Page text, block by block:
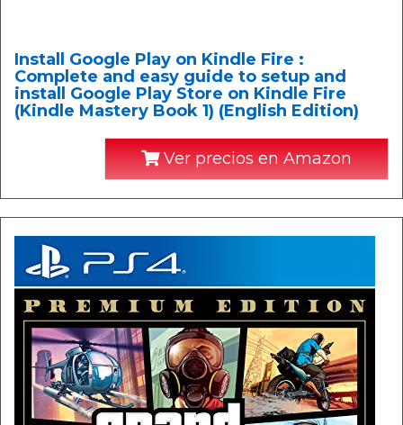
Install Google Play on Kindle Fire :
Complete and easy guide to setup and
install Google Play Store on Kindle Fire
(Kindle Mastery Book 1) (English Edition)
Ver precios en Amazon